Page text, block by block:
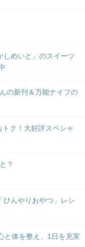
しめいと」のスイーツ
の新刊＆万能ナイフの
トク！大好評スペシャ
？
ひんやりおやつ」レシ
と体を整え、1日を充実